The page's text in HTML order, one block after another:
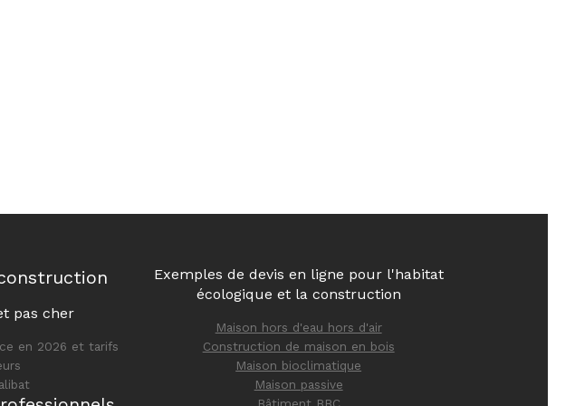
pas cher
en 2026 et tarifs
Exemples de devis en ligne pour l'habitat
écologique et la construction
Maison hors d'eau hors d'air
Construction de maison en bois
Maison bioclimatique
Maison passive